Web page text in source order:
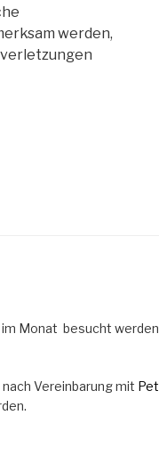
werden,
Monat besucht
Vereinbarung mit